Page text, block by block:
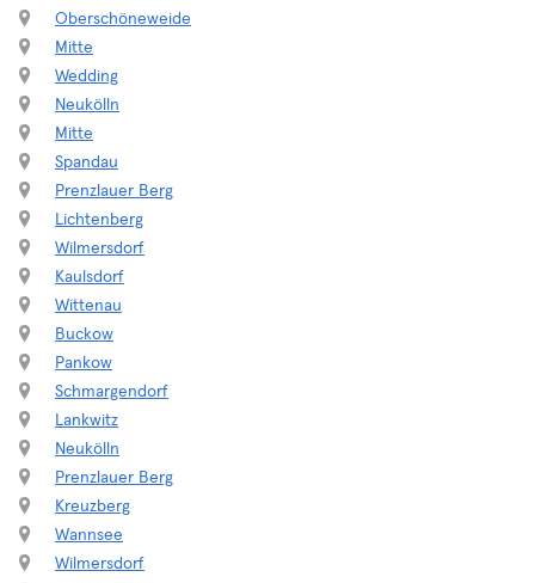
Oberschöneweide
Mitte
Wedding
Neukölln
Mitte
Spandau
Prenzlauer Berg
Lichtenberg
Wilmersdorf
Kaulsdorf
Wittenau
Buckow
Pankow
Schmargendorf
Lankwitz
Neukölln
Prenzlauer Berg
Kreuzberg
Wannsee
Wilmersdorf